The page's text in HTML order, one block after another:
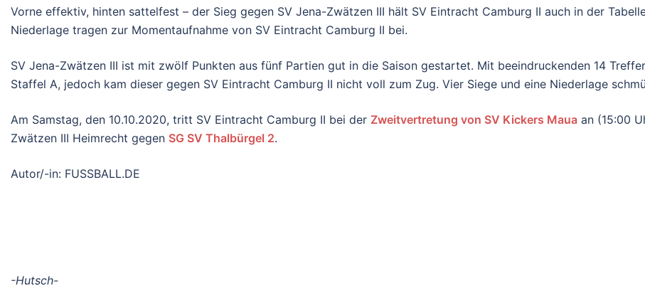
Vorne effektiv, hinten sattelfest – der Sieg gegen SV Jena-Zwätzen III hält SV Eintracht Camburg II auch in der
Niederlage tragen zur Momentaufnahme von SV Eintracht Camburg II bei.
SV Jena-Zwätzen III ist mit zwölf Punkten aus fünf Partien gut in die Saison gestartet. Mit beeindruckenden 14
Staffel A, jedoch kam dieser gegen SV Eintracht Camburg II nicht voll zum Zug. Vier Siege und eine Niederlage
Am Samstag, den 10.10.2020, tritt SV Eintracht Camburg II bei der Zweitvertretung von SV Kickers Maua an (15:00
Zwätzen III Heimrecht gegen SG SV Thalbürgel 2.
Autor/-in: FUSSBALL.DE
-Hutsch-